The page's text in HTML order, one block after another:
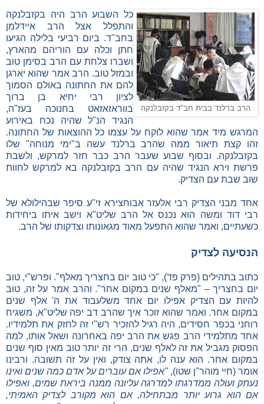
הרב ברלנד בבית חב"ד בקזבלנקה
כל השבוע הרב היה בקזבלנקה
והתפלל אצל הרב איידלמן
בחב"ד. ביום רביעי בלילה הגיעו
חתן וכלה עם הוריהם מהארץ,
ושברו צלחת עם הרב בסימן טוב
ובמזל טוב. הרב אמר שהוא יארגן
להם את החתונה באולם הסמוך
לציון רבי יחיא בן ברוך
בווראזאזאט בחנוכה בעז"ה,
הנגיד הנ"ל שהיה נכח באירוע
המרגש מיד אמר שהוא לוקח על עצמו כל ההוצאות של החתונה.
זהו קצת תיאור ממה שהרב ברלנד עשה ב"ימי מנוחה" שלו
בקזבלנקה. ובסוף שבוע שעבר הרב כבר חזר למרקש, ולשבת
פרשת וירא הנגיד שהיה עם הרב בקזבלנקה בא למרקש לחוות
שוב שבת עם הצדיק.
אחד מבני הצדיק רבי אלעזר אבוחצירא זי"ע סיפר שבהילולא של
רבי דוד ומשה הוא נכנס אל הרב שליט"א וישב איתו ביחידות
כשעתיים, ואמר שהוא התפעל מאוד מגאונותו וצדקותו של הרב.
הנסיעה לצדיק
כתוב בתהילים (פרק פד), "כי טוב יום בחצריך מאלף". ופרש"י, טוב
יום בחצריך – "מאלף שנים במקום אחר". והרב אמר על זה, טוב
להיות עם הצדיק אפילו יום אחד משלעבוד את ה' אלף שנים
במקום אחר. ואמר שהוא זוכר איך שהרב דב יפה שליט"א, משגיח
רוחני בכפר חסידים, היה רגיל להזכיר רש"י זה לחזק את תלמידיו.
אחד מתלמידי הרב פגש את הרב יפה באחרונה ושאל אותו, למה
הפסוק מגביל את זה לאלף שנים, הרי זה יותר טוב מאין סוף שנים
במקום אחר. הוא ענה לו, אתה צודק, ואין על זה תשובה. ורבינו
אומר (חיי מוהר"ן שטו),"אפילו אם עוברים על אדם כמה שנים ואינו
נעתק ועולה ממדרגתו למדרגה עליונה ממנה ביראת שמים, ואפילו
אם הוא גרוע יותר מבתחילה, אם הוא מקורב לצדיק האמיתי,